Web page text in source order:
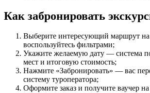
Как забронировать
Выберите интересующий маршрут на
воспользуйтесь фильтрами;
Укажите желаемую дату — система
мест и итоговую стоимость;
Нажмите «Забронировать» — вас
систему туроператора;
Оформите заказ и получите ваучер